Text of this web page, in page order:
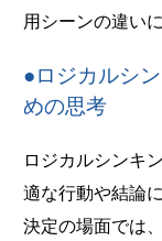
用シーンの違い
●ロジカルシ
めの思考
ロジカルシンキ
適な行動や結論
決定の場面では